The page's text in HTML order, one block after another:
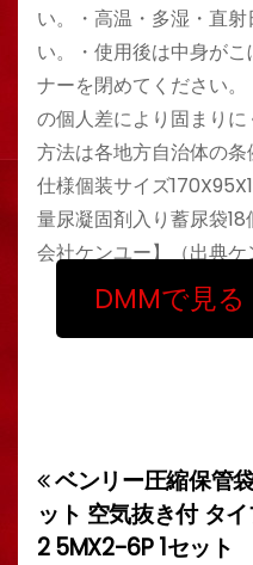
い。・高温・多湿・直
い。・使用後は中身が
ナーを閉めてください
の個人差により固まり
方法は各地方自治体の
仕様個装サイズ
量尿凝固剤入り蓄尿袋
会社ケンユー】（出典ケ
DMMで見る
投
稿
ベンリー圧縮保管
ット 空気抜き付 タ
2 5MX2-6P 1セット